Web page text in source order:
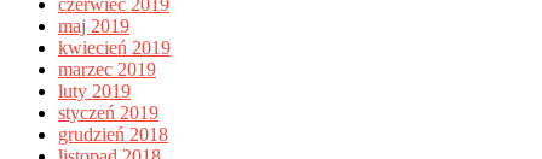
czerwiec 2019
maj 2019
kwiecień 2019
marzec 2019
luty 2019
styczeń 2019
grudzień 2018